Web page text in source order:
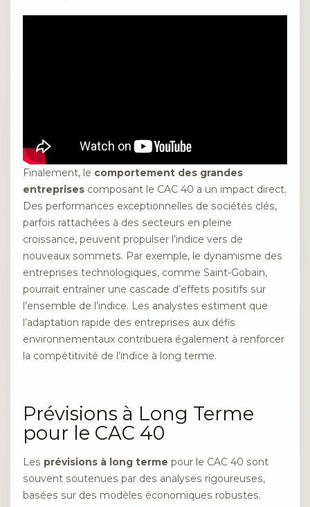
Finalement, le comportement des grandes
entreprises composant le CAC 40 a un impact direct.
Des performances exceptionnelles de sociétés clés,
parfois rattachées à des secteurs en pleine
croissance, peuvent propulser l’indice vers de
nouveaux sommets. Par exemple, le dynamisme des
entreprises technologiques, comme Saint-Gobain,
pourrait entraîner une cascade d’effets positifs sur
l’ensemble de l’indice. Les analystes estiment que
l’adaptation rapide des entreprises aux défis
environnementaux contribuera également à renforcer
la compétitivité de l’indice à long terme.
Prévisions à Long Terme
pour le CAC 40
Les prévisions à long terme pour le CAC 40 sont
souvent soutenues par des analyses rigoureuses,
basées sur des modèles économiques robustes.